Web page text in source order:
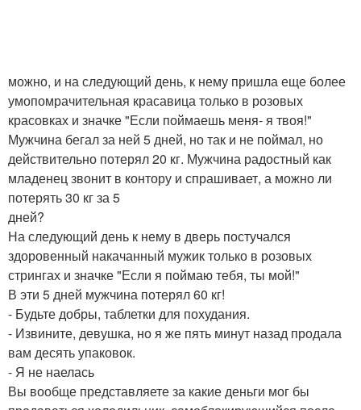
можно, и на следующий день, к нему пришла еще более
умопомрачительная красавица только в розовых
красовках и значке "Если поймаешь меня- я твоя!"
Мужчина бегал за ней 5 дней, но так и не поймал, но
действительно потерял 20 кг. Мужчина радостный как
младенец звонит в контору и спрашивает, а можно ли
потерять 30 кг за 5
дней?
На следующий день к нему в дверь постучался
здоровенный накачанный мужик только в розовых
стрингах и значке "Если я поймаю тебя, ты мой!"
В эти 5 дней мужчина потерял 60 кг!
- Будьте добры, таблетки для похудания.
- Извините, девушка, но я же пять минут назад продала
вам десять упаковок.
- Я не наелась
Вы вообще представляете за какие деньги мог бы